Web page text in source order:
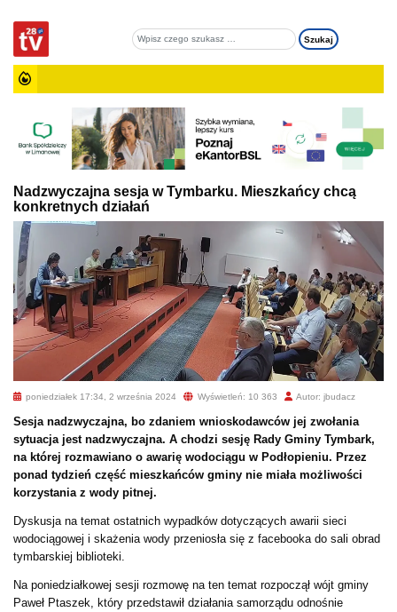
Nadzwyczajna sesja w Tymbarku. Mieszkańcy chcą
konkretnych działań
poniedziałek 17:34, 2 września 2024 Wyświetleń: 10 363 Autor: jbudacz
Sesja nadzwyczajna, bo zdaniem wnioskodawców jej zwołania
sytuacja jest nadzwyczajna. A chodzi sesję Rady Gminy Tymbark,
na której rozmawiano o awarię wodociągu w Podłopieniu. Przez
ponad tydzień część mieszkańców gminy nie miała możliwości
korzystania z wody pitnej.
Dyskusja na temat ostatnich wypadków dotyczących awarii sieci
wodociągowej i skażenia wody przeniosła się z facebooka do sali obrad
tymbarskiej biblioteki.
Na poniedziałkowej sesji rozmowę na ten temat rozpoczął wójt gminy
Paweł Ptaszek, który przedstawił działania samorządu odnośnie